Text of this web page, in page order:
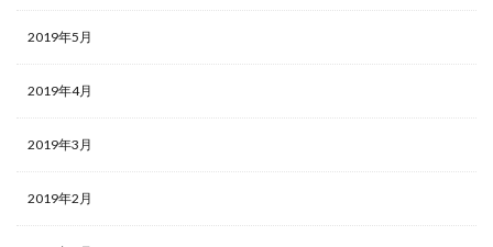
2019年5月
2019年4月
2019年3月
2019年2月